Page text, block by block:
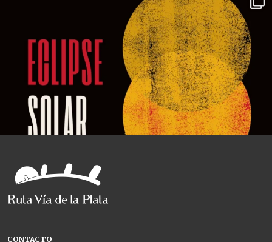
CONTACTO